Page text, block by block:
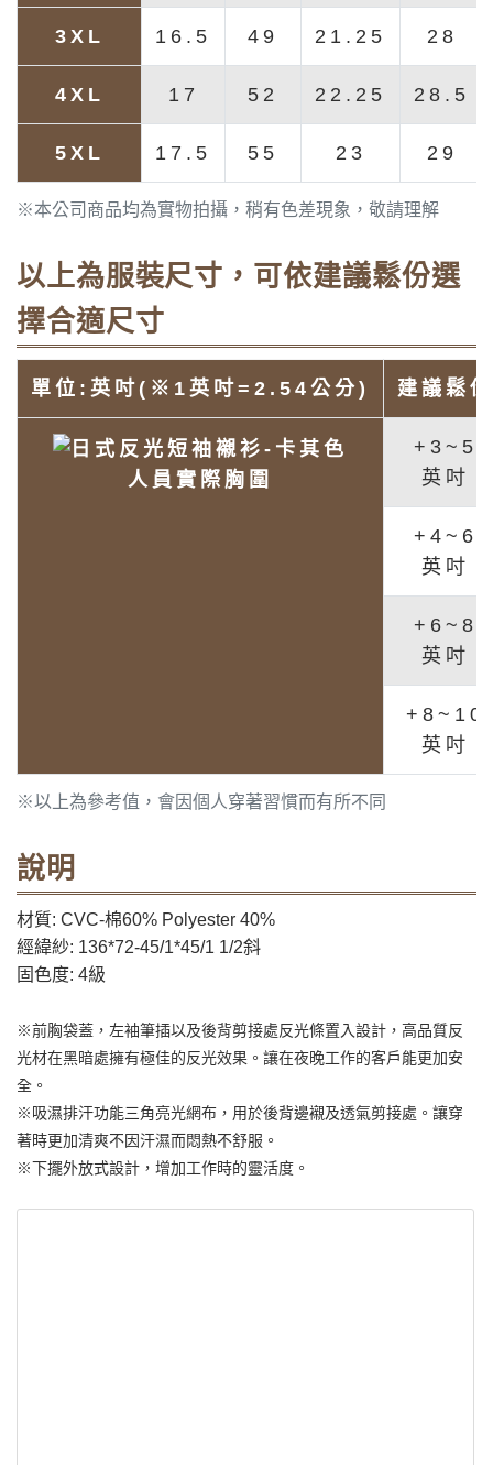
※本公司商品均為實物拍攝，稍有色差現象，敬請理解
3XL 16.5 49 21.25 28
4XL 17 52 22.25 28.5
5XL 17.5 55 23 29
以上為服裝尺寸，可依建議鬆份選
擇合適尺寸
※以上為參考值，會因個人穿著習慣而有所不同
單位:英吋(※1英吋=2.54公分) 建議鬆份
人員實際胸圍
+3~5
英吋
+4~6
英吋
+6~8
英吋
+8~10
英吋
說明
材質: CVC-棉60% Polyester 40%
經緯紗: 136*72-45/1*45/1 1/2斜
固色度: 4級
※前胸袋蓋，左袖筆插以及後背剪接處反光條置入設計，高品質反
光材在黑暗處擁有極佳的反光效果。讓在夜晚工作的客戶能更加安
全。
※吸濕排汗功能三角亮光網布，用於後背邊襯及透氣剪接處。讓穿
著時更加清爽不因汗濕而悶熱不舒服。
※下擺外放式設計，增加工作時的靈活度。